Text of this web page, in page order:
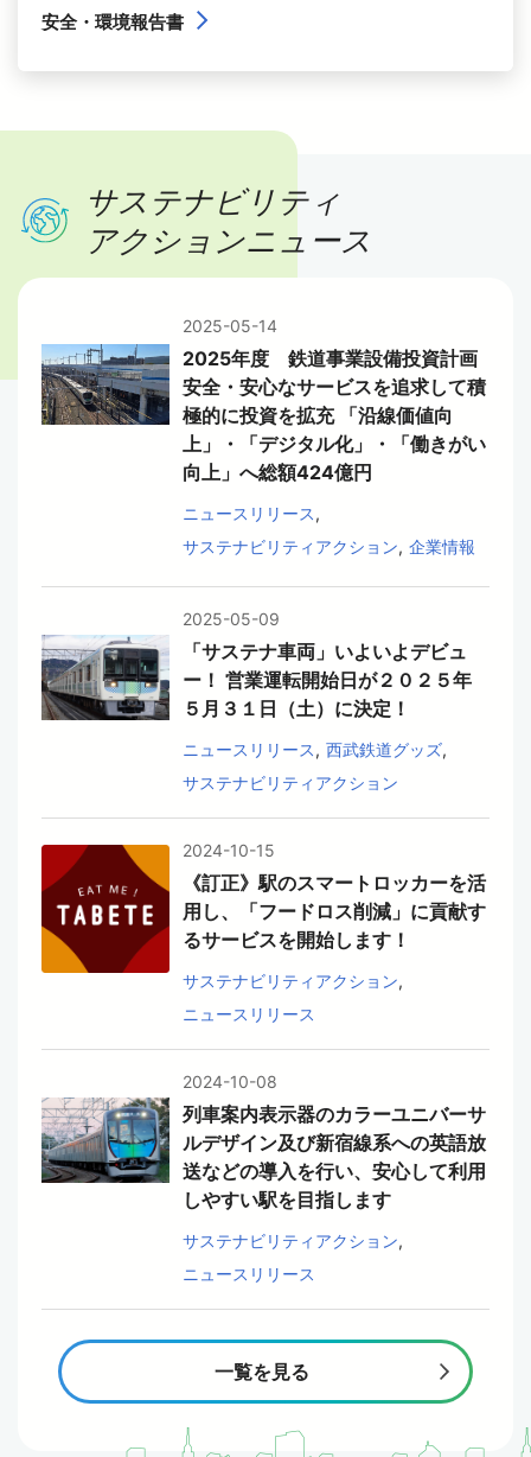
安全・環境報告書
サステナビリティ
アクションニュース
2025-05-14
2025年度 鉄道事業設備投資計画
安全・安心なサービスを追求して積
極的に投資を拡充 「沿線価値向
上」・「デジタル化」・「働きがい
向上」へ総額424億円
ニュースリリース
サステナビリティアクション 企業情報
2025-05-09
「サステナ車両」いよいよデビュ
ー！ 営業運転開始日が２０２５年
５月３１日（土）に決定！
ニュースリリース
西武鉄道グッズ
サステナビリティアクション
2024-10-15
《訂正》駅のスマートロッカーを活
用し、「フードロス削減」に貢献す
るサービスを開始します！
サステナビリティアクション
ニュースリリース
2024-10-08
列車案内表示器のカラーユニバーサ
ルデザイン及び新宿線系への英語放
送などの導入を行い、安心して利用
しやすい駅を目指します
サステナビリティアクション
ニュースリリース
一覧を見る